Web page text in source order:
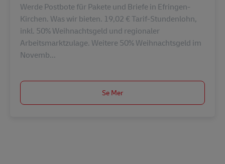
Werde Postbote für Pakete und Briefe in Efringen-
Kirchen. Was wir bieten. 19,02 € Tarif-Stundenlohn,
inkl. 50% Weihnachtsgeld und regionaler
Arbeitsmarktzulage. Weitere 50% Weihnachtsgeld im
Novemb...
Se Mer